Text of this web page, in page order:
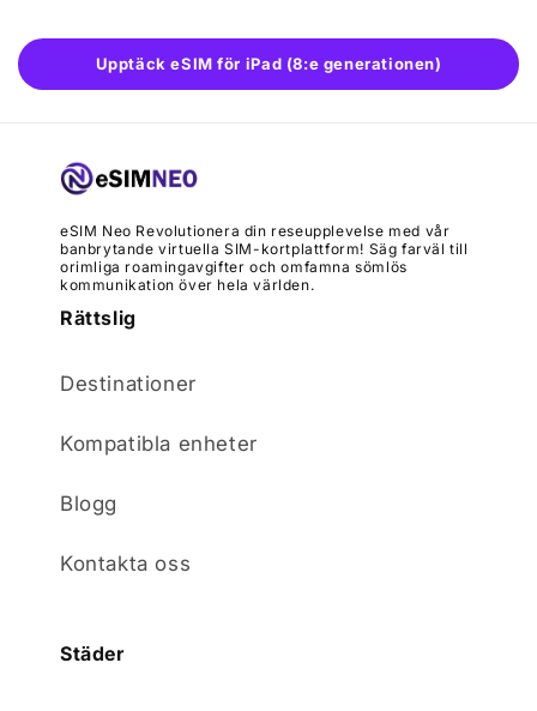
Upptäck eSIM för iPad (8:e generationen)
eSIM Neo Revolutionera din reseupplevelse med vår
banbrytande virtuella SIM-kortplattform! Säg farväl till
orimliga roamingavgifter och omfamna sömlös
kommunikation över hela världen.
Rättslig
Destinationer
Kompatibla enheter
Blogg
Kontakta oss
Städer